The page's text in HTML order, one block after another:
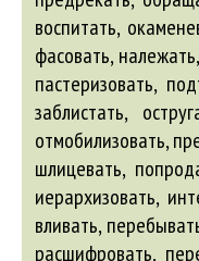
воспитать,
фасовать,
пастеризовать,
заблистать,
отмобилизовать,
шлицевать,
иерархизовать,
вливать,
расшифровать,